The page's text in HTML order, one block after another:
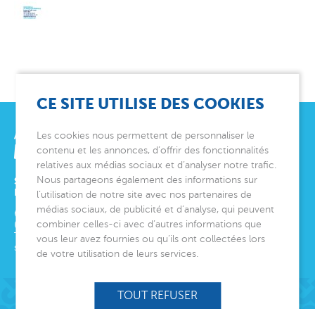
SIÈGE SOCIAL
ET DIRECTION GÉNÉRALE
6 avenue Édith Cavell
06000 Nice
Tél.
04 92 00 24 50
siege@montjoye.org
CE SITE UTILISE DES COOKIES
Les cookies nous permettent de personnaliser le
contenu et les annonces, d’offrir des fonctionnalités
relatives aux médias sociaux et d’analyser notre trafic.
Nous partageons également des informations sur
l’utilisation de notre site avec nos partenaires de
médias sociaux, de publicité et d’analyse, qui peuvent
combiner celles-ci avec d’autres informations que
vous leur avez fournies ou qu’ils ont collectées lors
de votre utilisation de leurs services.
TOUT REFUSER